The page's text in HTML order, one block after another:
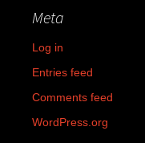
Meta
Log in
Entries feed
Comments feed
WordPress.org